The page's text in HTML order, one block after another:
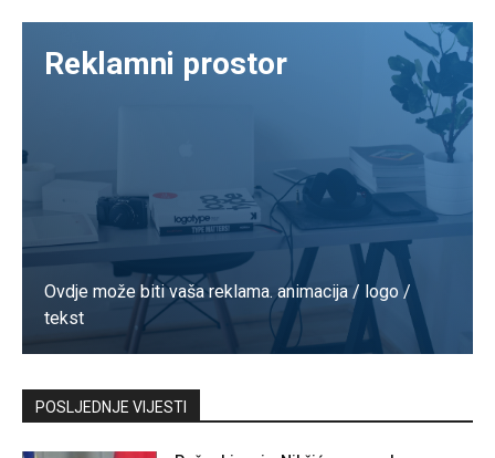
Reklamni prostor
Ovdje može biti vaša reklama. animacija / logo /
tekst
Kontaktirajte nas
POSLJEDNJE VIJESTI